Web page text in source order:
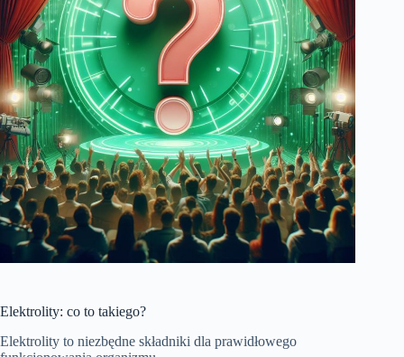
Elektrolity: co to takiego?
Elektrolity to niezbędne składniki dla prawidłowego